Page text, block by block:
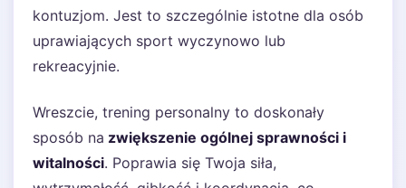
kontuzjom. Jest to szczególnie istotne dla osób
uprawiających sport wyczynowo lub
rekreacyjnie.
Wreszcie, trening personalny to doskonały
sposób na zwiększenie ogólnej sprawności i
witalności. Poprawia się Twoja siła,